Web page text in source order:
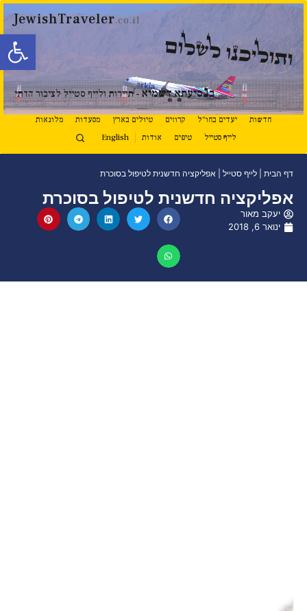
פתח
JewishTraveler.co.il
ותוליכנו לשלום
בנסיעתא דשמיא- תיירות ולייף סטייל לציבור הדתי
חדשות יעדים בחו"ל קרוזים טיולים בארץ מסעדות
מלונאות
לייף סטייל
טיפים אודות English
דף הבית לייף סטייל אפליקציה חדשנית לטיפול בסוכרת
אפליקציה חדשנית לטיפול בסוכרת
יעקב מאור
ינואר 6, 2018